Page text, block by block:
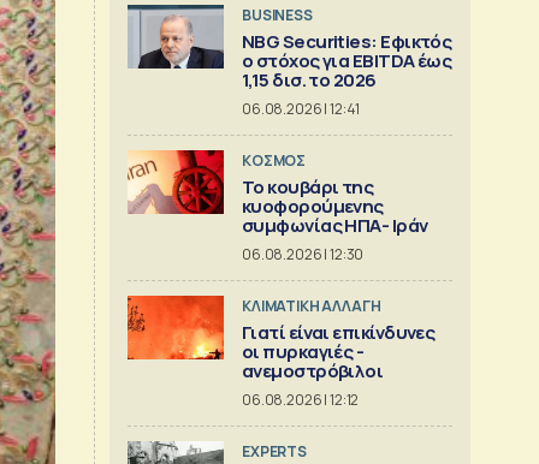
BUSINESS
NBG Securities: Εφικτός
ο στόχος για EBITDA έως
1,15 δισ. το 2026
06.08.2026 | 12:41
ΚΟΣΜΟΣ
Το κουβάρι της
κυοφορούμενης
συμφωνίας ΗΠΑ- Ιράν
06.08.2026 | 12:30
ΚΛΙΜΑΤΙΚΗ ΑΛΛΑΓΗ
Γιατί είναι επικίνδυνες
οι πυρκαγιές -
ανεμοστρόβιλοι
06.08.2026 | 12:12
EXPERTS